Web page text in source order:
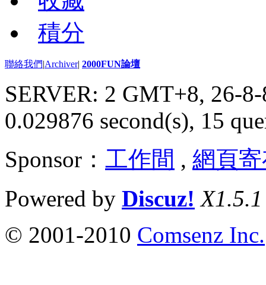
積分
聯絡我們|Archiver| 2000FUN論壇
SERVER: 2 GMT+8, 26-
0.029876 second(s), 15
Sponsor： 工作間 , 網頁
Powered by Discuz! X1.5.1
© 2001-2010 Comsenz Inc.